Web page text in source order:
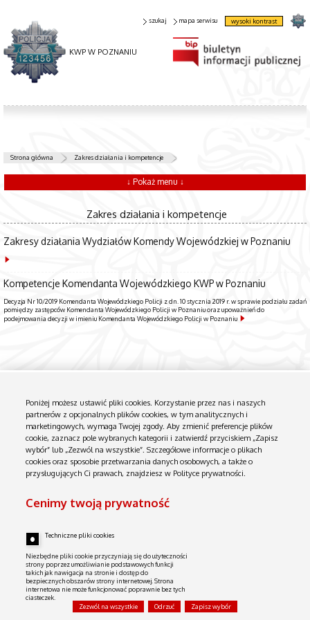
KWP W POZNANIU
szukaj mapa serwisu wysoki kontrast
Strona główna Zakres działania i kompetencje
↓ Pokaż menu ↓
Zakres działania i kompetencje
Zakresy działania Wydziałów Komendy Wojewódzkiej w Poznaniu
Kompetencje Komendanta Wojewódzkiego KWP w Poznaniu
Decyzja Nr 10/2019 Komendanta Wojewódzkiego Policji z dn. 10 stycznia 2019 r. w sprawie podziału zadań
pomiędzy zastępców Komendanta Wojewódzkiego Policji w Poznaniu oraz upoważnień do
podejmowania decyzji w imieniu Komendanta Wojewódzkiego Policji w Poznaniu
Biuletyn Informacji Publicznej
Instrukcja obsługi
Poniżej możesz ustawić pliki cookies. Korzystanie przez nas i naszych
partnerów z opcjonalnych plików cookies, w tym analitycznych i
marketingowych, wymaga Twojej zgody. Aby zmienić preferencje plików
cookie, zaznacz pole wybranych kategorii i zatwierdź przyciskiem „Zapisz
wybór” lub „Zezwól na wszystkie”. Szczegółowe informacje o plikach
cookies oraz sposobie przetwarzania danych osobowych, a także o
przysługujących Ci prawach, znajdziesz w Polityce prywatności.
Cenimy twoją prywatność
Techniczne pliki cookies
Niezbędne pliki cookie przyczyniają się do użyteczności
strony poprzez umożliwianie podstawowych funkcji
takich jak nawigacja na stronie i dostęp do
bezpiecznych obszarów strony internetowej. Strona
internetowa nie może funkcjonować poprawnie bez tych
ciasteczek.